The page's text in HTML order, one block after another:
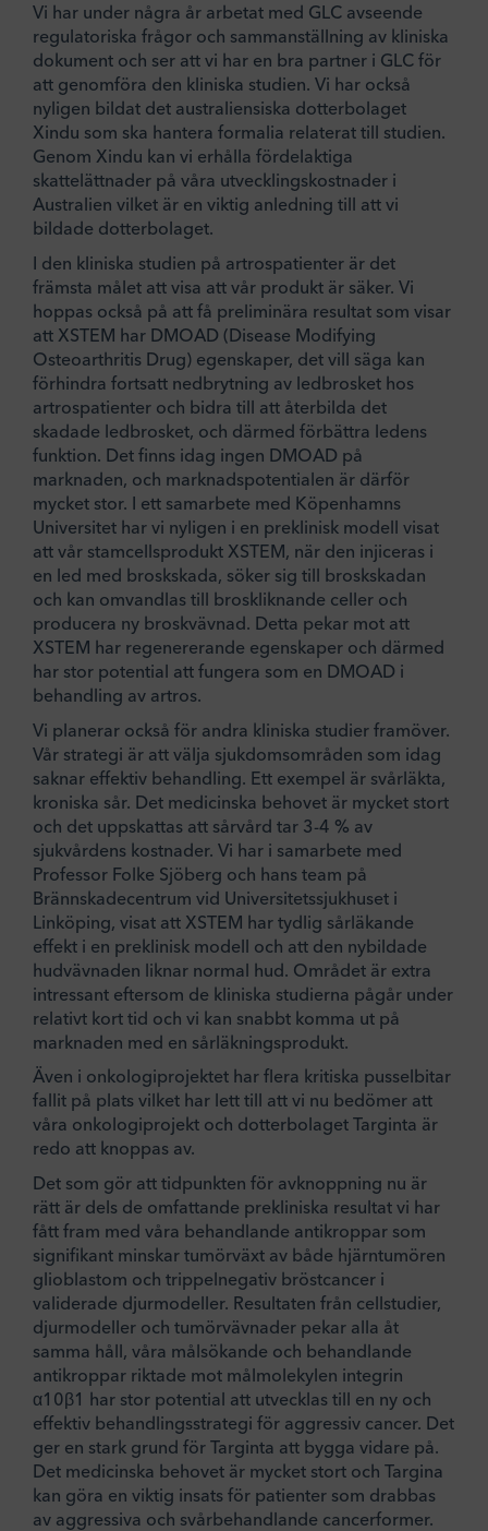
Vi har under några år arbetat med GLC avseende
regulatoriska frågor och sammanställning av kliniska
dokument och ser att vi har en bra partner i GLC för
att genomföra den kliniska studien. Vi har också
nyligen bildat det australiensiska dotterbolaget
Xindu som ska hantera formalia relaterat till studien.
Genom Xindu kan vi erhålla fördelaktiga
skattelättnader på våra utvecklingskostnader i
Australien vilket är en viktig anledning till att vi
bildade dotterbolaget.
I den kliniska studien på artrospatienter är det
främsta målet att visa att vår produkt är säker. Vi
hoppas också på att få preliminära resultat som visar
att XSTEM har DMOAD (Disease Modifying
Osteoarthritis Drug) egenskaper, det vill säga kan
förhindra fortsatt nedbrytning av ledbrosket hos
artrospatienter och bidra till att återbilda det
skadade ledbrosket, och därmed förbättra ledens
funktion. Det finns idag ingen DMOAD på
marknaden, och marknadspotentialen är därför
mycket stor. I ett samarbete med Köpenhamns
Universitet har vi nyligen i en preklinisk modell visat
att vår stamcellsprodukt XSTEM, när den injiceras i
en led med broskskada, söker sig till broskskadan
och kan omvandlas till broskliknande celler och
producera ny broskvävnad. Detta pekar mot att
XSTEM har regenererande egenskaper och därmed
har stor potential att fungera som en DMOAD i
behandling av artros.
Vi planerar också för andra kliniska studier framöver.
Vår strategi är att välja sjukdomsområden som idag
saknar effektiv behandling. Ett exempel är svårläkta,
kroniska sår. Det medicinska behovet är mycket stort
och det uppskattas att sårvård tar 3-4 % av
sjukvårdens kostnader. Vi har i samarbete med
Professor Folke Sjöberg och hans team på
Brännskadecentrum vid Universitetssjukhuset i
Linköping, visat att XSTEM har tydlig sårläkande
effekt i en preklinisk modell och att den nybildade
hudvävnaden liknar normal hud. Området är extra
intressant eftersom de kliniska studierna pågår under
relativt kort tid och vi kan snabbt komma ut på
marknaden med en sårläkningsprodukt.
Även i onkologiprojektet har flera kritiska pusselbitar
fallit på plats vilket har lett till att vi nu bedömer att
våra onkologiprojekt och dotterbolaget Targinta är
redo att knoppas av.
Det som gör att tidpunkten för avknoppning nu är
rätt är dels de omfattande prekliniska resultat vi har
fått fram med våra behandlande antikroppar som
signifikant minskar tumörväxt av både hjärntumören
glioblastom och trippelnegativ bröstcancer i
validerade djurmodeller. Resultaten från cellstudier,
djurmodeller och tumörvävnader pekar alla åt
samma håll, våra målsökande och behandlande
antikroppar riktade mot målmolekylen integrin
α10β1 har stor potential att utvecklas till en ny och
effektiv behandlingsstrategi för aggressiv cancer. Det
ger en stark grund för Targinta att bygga vidare på.
Det medicinska behovet är mycket stort och Targina
kan göra en viktig insats för patienter som drabbas
av aggressiva och svårbehandlande cancerformer.